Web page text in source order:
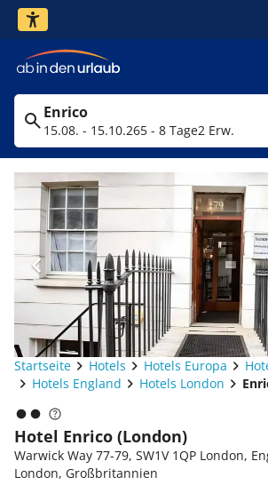
Enrico
15.08. - 15.10.265 - 8 Tage2 Erw.
Startseite Hotels Hotels Europa
Hotels England
Hotels London
Hotel Enrico (London)
Warwick Way 77-79, SW1V 1QP London,
London, Großbritannien